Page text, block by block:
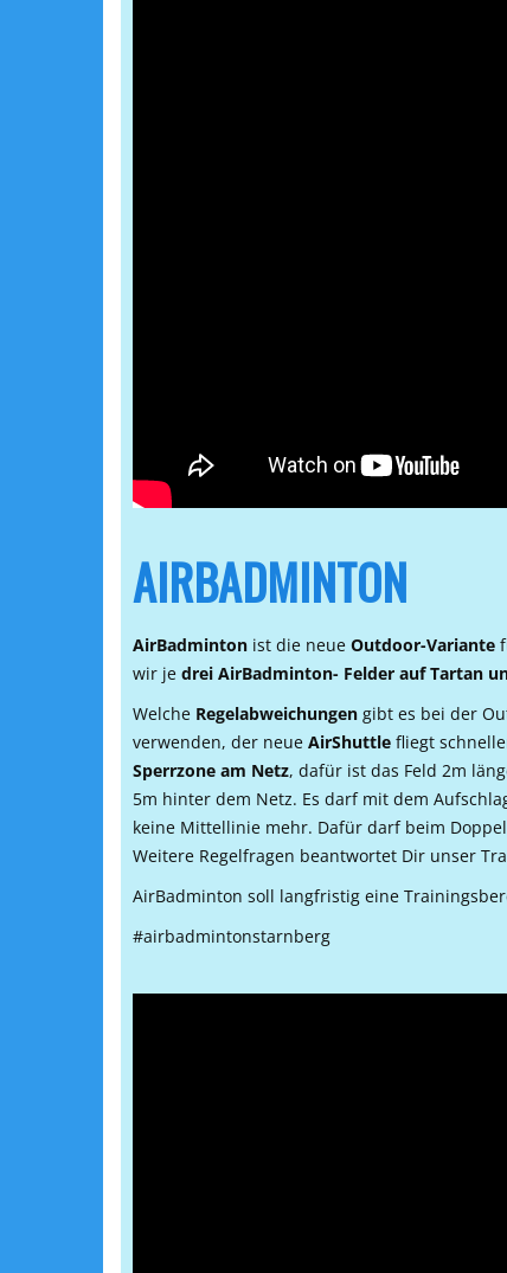
AIRBADMINTON
AirBadminton ist die neue Outdoor-Variante
wir je drei AirBadminton- Felder auf Tartan
Welche Regelabweichungen gibt es bei der
verwenden, der neue AirShuttle fliegt
Sperrzone am Netz, dafür ist das Feld 2m
5m hinter dem Netz. Es darf mit dem
keine Mittellinie mehr. Dafür darf beim
Weitere Regelfragen beantwortet Dir unser
AirBadminton soll langfristig eine
#airbadmintonstarnberg